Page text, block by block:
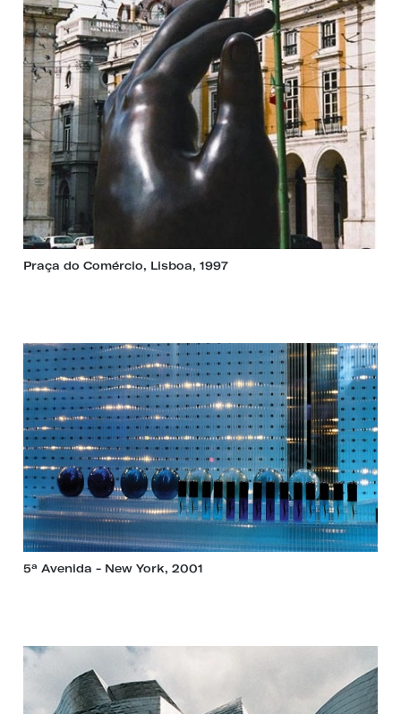
Praça do Comércio, Lisboa, 1997
5ª Avenida - New York, 2001